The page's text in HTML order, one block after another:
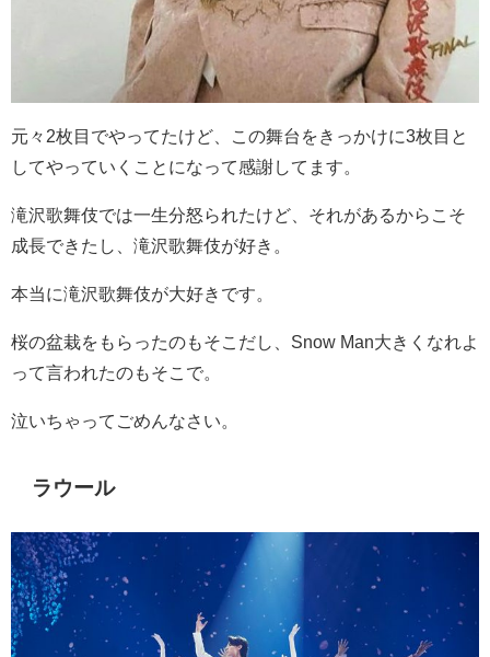
元々 2枚目でやってたけど、この舞台をきっかけに3枚目と
してやっていくことになって感謝してます。
滝沢歌舞伎では一生分怒られたけど、それがあるからこそ
成長できたし、滝沢歌舞伎が好き。
本当に滝沢歌舞伎が大好きです。
桜の盆栽をもらったのもそこだし、 Snow Man大きくなれよ
って言われたのもそこで。
泣いちゃってごめんなさい。
ラウール